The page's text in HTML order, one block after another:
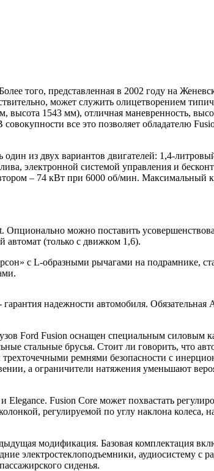
того, представленная в 2002 году на
может служить олицетворением
1543 мм), отличная маневренность,
все это позволяет обладателю
из двух вариантов двигателей: 1,4-
электронной системой управления и
– 74 кВт при 6000 об/мин.
Опционально можно поставить
автомат (только с движком 1,6).
с L-образными рычагами на подрамнике,
надежности автомобиля. Обязательная
Ford Fusion оснащен специальным силовым
стальные брусья. Стоит ли говорить, что
ремнями безопасности с
а ограничители натяжения уменьшают
Fusion Core может похвастать
регулируемой по углу наклона колеса,
модификация. Базовая комплектация
электростеклоподъемники, аудиосистему с
сиденья.